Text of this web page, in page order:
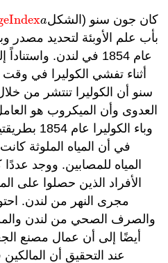
كان جون سنو (الشكلa
a
بأب علم الأوبئة لتحديد مصدر
عام 1854 في لندن.
سنو أن الكوليرا تنتشر من
العدوى وأن الميكروب هو
وباء
في أن المياه الملوثة
المياه للمصابين. ووجد عددًا
الأفراد الذين حصلوا على
مجرى النهر من لندن.
والصرف الصحي من لندن
أيضًا إلى أن عمال مصنع
عند التحقيق أن